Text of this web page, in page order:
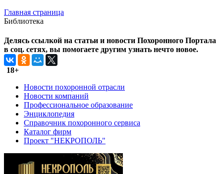
Главная страница
Библиотека
Делясь ссылкой на статьи и новости Похоронного Портала
в соц. сетях, вы помогаете другим узнать нечто новое.
18+
Новости похоронной отрасли
Новости компаний
Профессиональное образование
Энциклопедия
Справочник похоронного сервиса
Каталог фирм
Проект "НЕКРОПОЛЬ"